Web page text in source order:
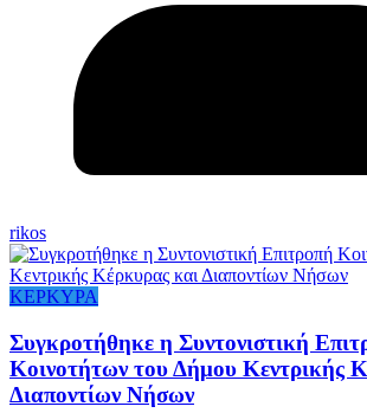
rikos
ΚΕΡΚΥΡΑ
Συγκροτήθηκε η Συντονιστική
Κοινοτήτων του Δήμου Κεντρικής
Διαποντίων Νήσων